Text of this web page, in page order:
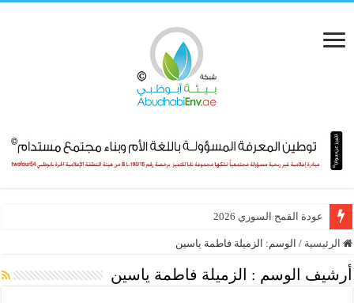
عودة القمح السوري 2026
الرئيسية / الوسم: الزميلة فاطمة ياسين
أرشيف الوسم : الزميلة فاطمة ياسين